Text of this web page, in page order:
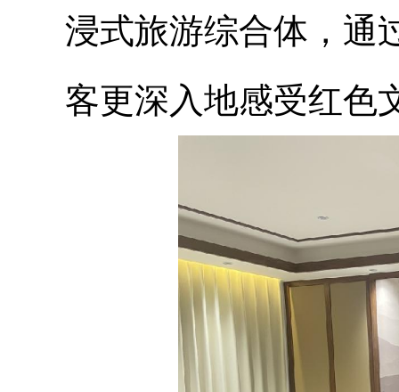
浸式旅游综合体，通
客更深入地感受红色